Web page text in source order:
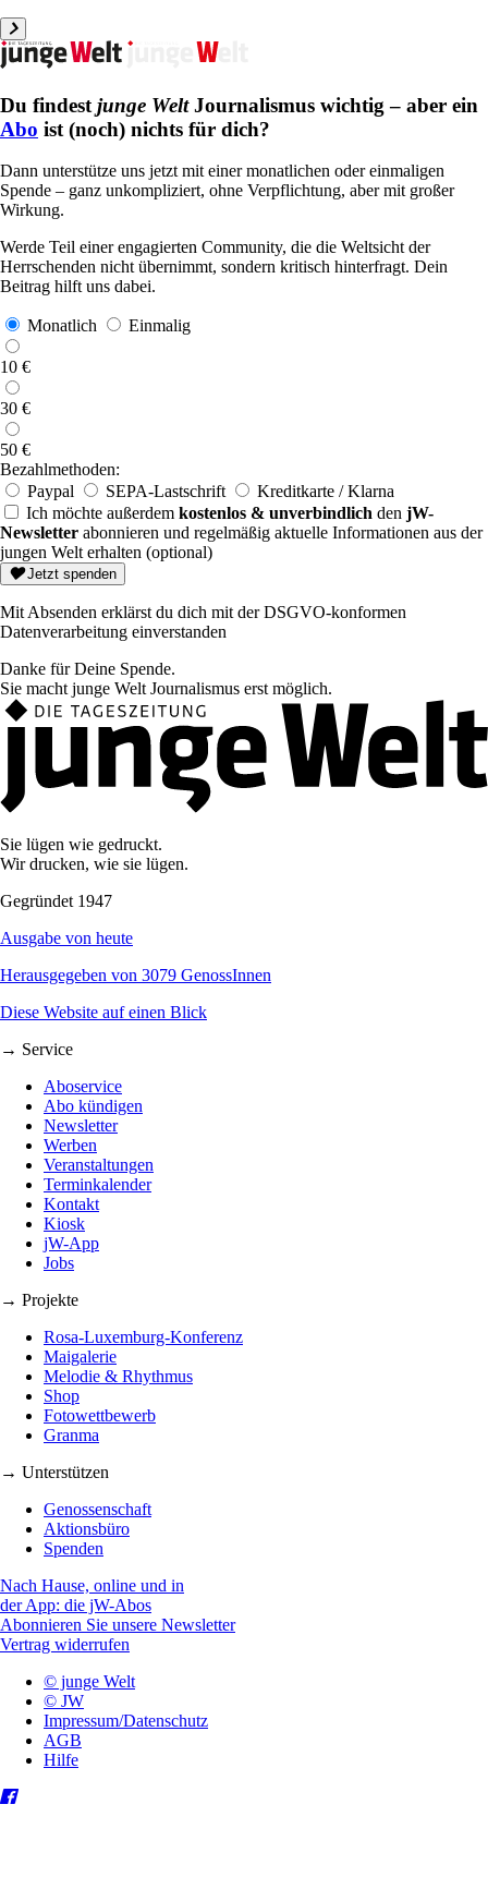
Du findest junge WeltJournalismus wichtig – aber ein
Abo ist (noch) nichts für dich?
Dann unterstütze uns jetzt mit einer monatlichen oder einmaligen
Spende – ganz unkompliziert, ohne Verpflichtung, aber mit großer
Wirkung.
Werde Teil einer engagierten Community, die die Weltsicht der
Herrschenden nicht übernimmt, sondern kritisch hinterfragt. Dein
Beitrag hilft uns dabei.
Monatlich Einmalig
10 €
30 €
50 €
Bezahlmethoden:
Paypal
SEPA-Lastschrift
Kreditkarte / Klarna
Ich möchte außerdem kostenlos & unverbindlich den jW-
Newsletter abonnieren und regelmäßig aktuelle Informationen aus der
jungen Welt erhalten (optional)
E-
Mail
Jetzt spenden
Mit Absenden erklärst du dich mit der DSGVO-konformen
Datenverarbeitung einverstanden
Danke für Deine Spende.
Sie macht junge Welt Journalismus erst möglich.
Sie lügen wie gedruckt.
Wir drucken, wie sie lügen.
Gegründet 1947
Ausgabe von heute
Herausgegeben von 3079 GenossInnen
Diese Website auf einen Blick
→ Service
Aboservice
Abo kündigen
Newsletter
Werben
Veranstaltungen
Terminkalender
Kontakt
Kiosk
jW-App
Jobs
→ Projekte
Rosa-Luxemburg-Konferenz
Maigalerie
Melodie & Rhythmus
Shop
Fotowettbewerb
Granma
→ Unterstützen
Genossenschaft
Aktionsbüro
Spenden
Nach Hause, online und in
der App: die jW-Abos
Abonnieren Sie unsere Newsletter
Vertrag widerrufen
© junge Welt
© JW
Impressum/Datenschutz
AGB
Hilfe